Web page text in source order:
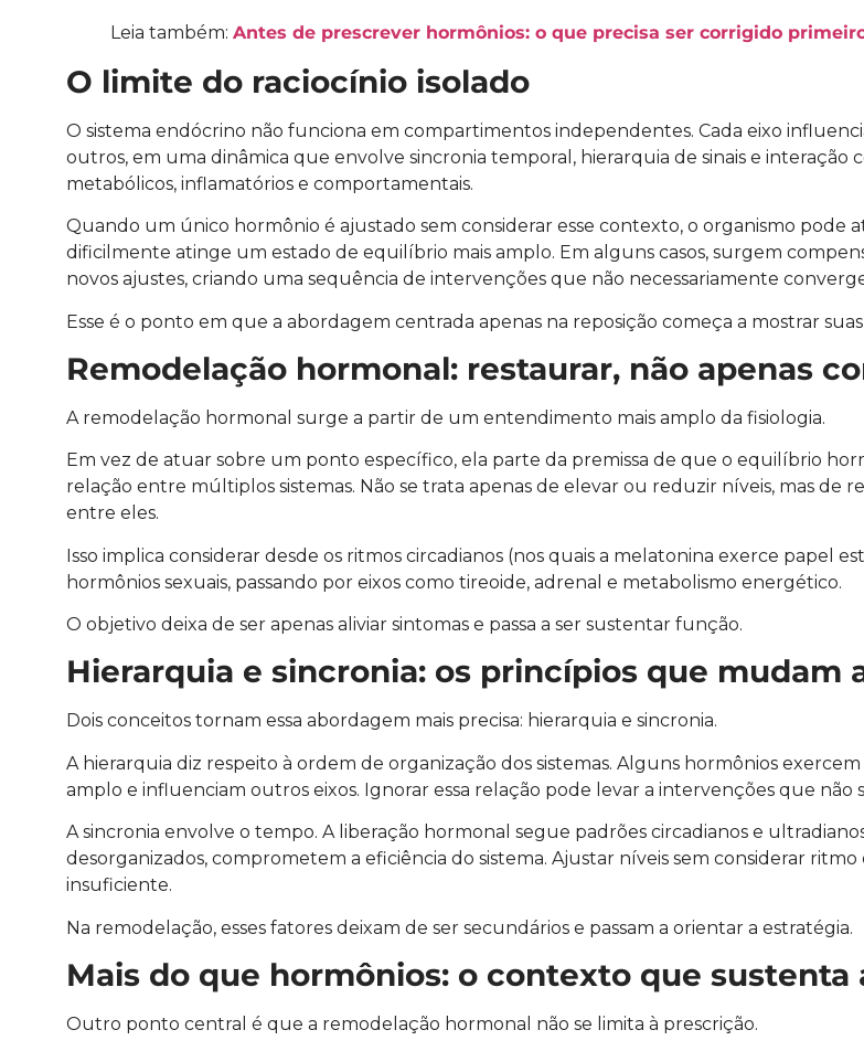
Leia também: Antes de prescrever hormônios: o que precisa ser corrigido
O limite do raciocínio isolado
O sistema endócrino não funciona em compartimentos independentes. Cada eixo
outros, em uma dinâmica que envolve sincronia temporal, hierarquia de sinais e interação
metabólicos, inflamatórios e comportamentais.
Quando um único hormônio é ajustado sem considerar esse contexto, o organismo pode
dificilmente atinge um estado de equilíbrio mais amplo. Em alguns casos, surgem
novos ajustes, criando uma sequência de intervenções que não necessariamente
Esse é o ponto em que a abordagem centrada apenas na reposição começa a mostrar
Remodelação hormonal: restaurar, não apenas
A remodelação hormonal surge a partir de um entendimento mais amplo da fisiologia.
Em vez de atuar sobre um ponto específico, ela parte da premissa de que o equilíbrio
relação entre múltiplos sistemas. Não se trata apenas de elevar ou reduzir níveis, mas de
entre eles.
Isso implica considerar desde os ritmos circadianos (nos quais a melatonina exerce papel
hormônios sexuais, passando por eixos como tireoide, adrenal e metabolismo energético.
O objetivo deixa de ser apenas aliviar sintomas e passa a ser sustentar função.
Hierarquia e sincronia: os princípios que mudam
Dois conceitos tornam essa abordagem mais precisa: hierarquia e sincronia.
A hierarquia diz respeito à ordem de organização dos sistemas. Alguns hormônios
amplo e influenciam outros eixos. Ignorar essa relação pode levar a intervenções que não
A sincronia envolve o tempo. A liberação hormonal segue padrões circadianos e
desorganizados, comprometem a eficiência do sistema. Ajustar níveis sem considerar ritmo
insuficiente.
Na remodelação, esses fatores deixam de ser secundários e passam a orientar a estratégia.
Mais do que hormônios: o contexto que sustenta
Outro ponto central é que a remodelação hormonal não se limita à prescrição.